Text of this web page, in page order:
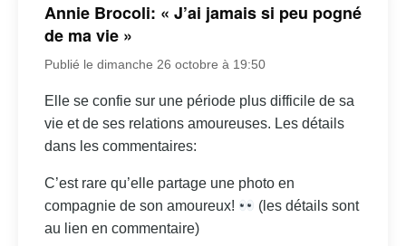
Annie Brocoli: « J’ai jamais si peu pogné
de ma vie »
Publié le dimanche 26 octobre à 19:50
Elle se confie sur une période plus difficile de sa
vie et de ses relations amoureuses. Les détails
dans les commentaires:
C’est rare qu’elle partage une photo en
compagnie de son amoureux!
(les détails sont
au lien en commentaire)